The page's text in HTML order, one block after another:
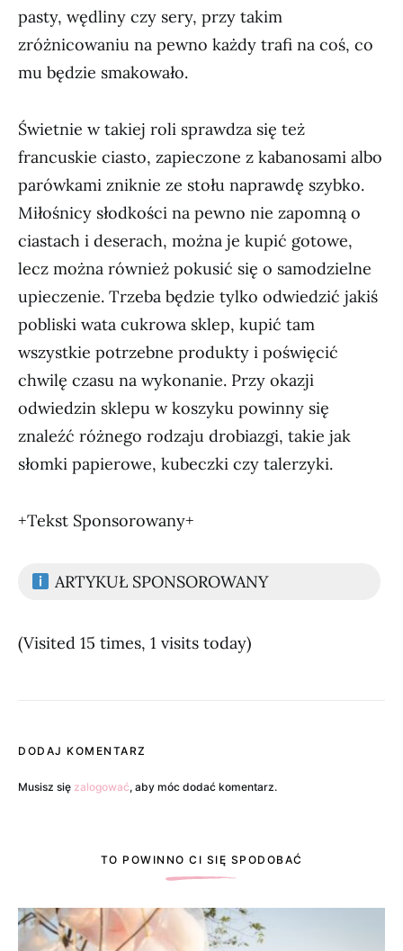
pasty, wędliny czy sery, przy takim
zróżnicowaniu na pewno każdy trafi na coś, co
mu będzie smakowało.
Świetnie w takiej roli sprawdza się też
francuskie ciasto, zapieczone z kabanosami albo
parówkami zniknie ze stołu naprawdę szybko.
Miłośnicy słodkości na pewno nie zapomną o
ciastach i deserach, można je kupić gotowe,
lecz można również pokusić się o samodzielne
upieczenie. Trzeba będzie tylko odwiedzić jakiś
pobliski wata cukrowa sklep, kupić tam
wszystkie potrzebne produkty i poświęcić
chwilę czasu na wykonanie. Przy okazji
odwiedzin sklepu w koszyku powinny się
znaleźć różnego rodzaju drobiazgi, takie jak
słomki papierowe, kubeczki czy talerzyki.
+Tekst Sponsorowany+
ARTYKUŁ SPONSOROWANY
(Visited 15 times, 1 visits today)
DODAJ KOMENTARZ
Musisz się zalogować, aby móc dodać komentarz.
TO POWINNO CI SIĘ SPODOBAĆ